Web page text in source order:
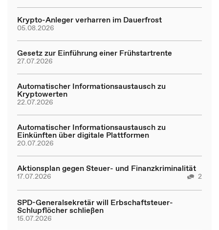
Krypto-Anleger verharren im Dauerfrost
05.08.2026
Gesetz zur Einführung einer Frühstartrente
27.07.2026
Automatischer Informationsaustausch zu
Kryptowerten
22.07.2026
Automatischer Informationsaustausch zu
Einkünften über digitale Plattformen
20.07.2026
Aktionsplan gegen Steuer- und Finanzkriminalität
17.07.2026 2
SPD-Generalsekretär will Erbschaftsteuer-
Schlupflöcher schließen
15.07.2026